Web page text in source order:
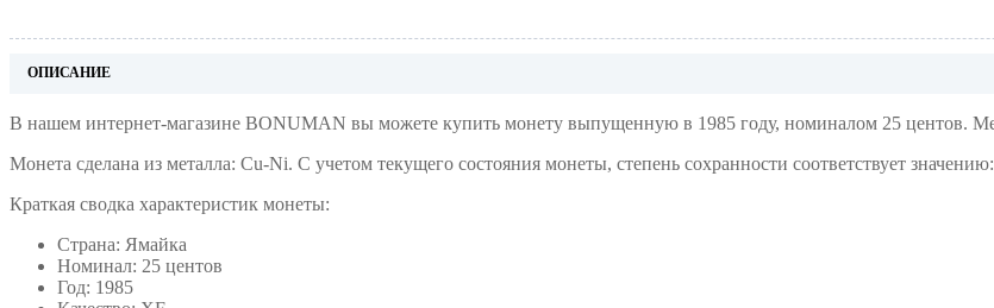
ОПИСАНИЕ
В нашем интернет-магазине BONUMAN вы можете купить монету выпущенную в 1985 году, номиналом 25 центов.
Монета сделана из металла: Cu-Ni. С учетом текущего состояния монеты, степень сохранности соответствует
Краткая сводка характеристик монеты:
Страна: Ямайка
Номинал: 25 центов
Год: 1985